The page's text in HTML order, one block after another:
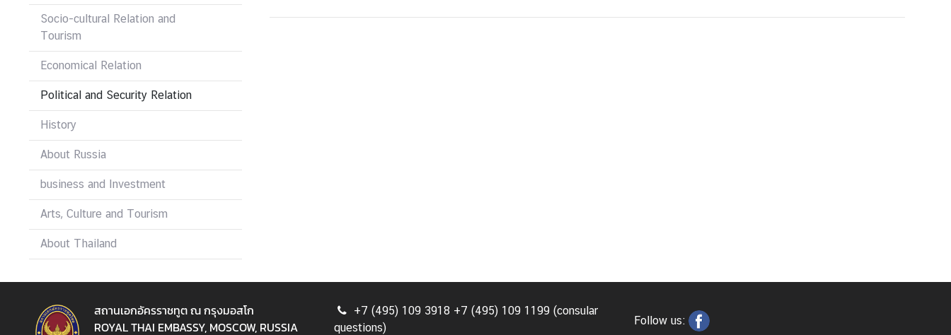
n
r
C
n
l
t
s
h
Socio-cultural Relation and
Tourism
Economical Relation
Political and Security Relation
History
About Russia
business and Investment
Arts, Culture and Tourism
About Thailand
สถานเอกอัครราชทูต ณ กรุงมอสโก
ROYAL THAI EMBASSY, MOSCOW, RUSSIA
+7 (495) 109 3918 +7 (495) 109 1199 (consular
questions)
Follow us: